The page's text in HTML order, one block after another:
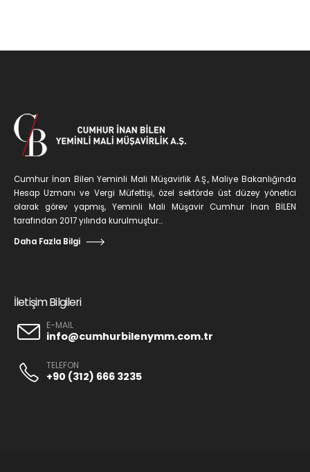
Cumhur İnan Bilen Yeminli Mali Müşavirlik A.Ş., Maliye Bakanlığında
Hesap Uzmanı ve Vergi Müfettişi, özel sektörde üst düzey yönetici
olarak görev yapmış, Yeminli Mali Müşavir Cumhur İnan BİLEN
tarafından 2017 yılında kurulmuştur...
Daha Fazla Bilgi
İletişim Bilgileri
E-MAIL
info@cumhurbilenymm.com.tr
TELEFON
+90 (312) 666 3235